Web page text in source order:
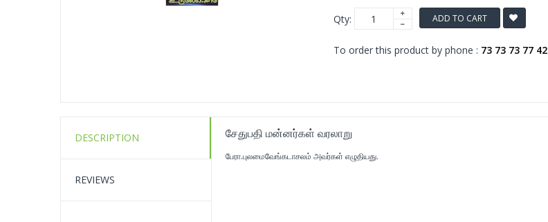
Qty: ADD TO CART
To order this product by phone : 73 73 73 77 42
DESCRIPTION
REVIEWS
சேதுபதி மன்னர்கள் வரலாறு
பேரா.புலமைவேங்கடாசலம் அவர்கள் எழுதியது.